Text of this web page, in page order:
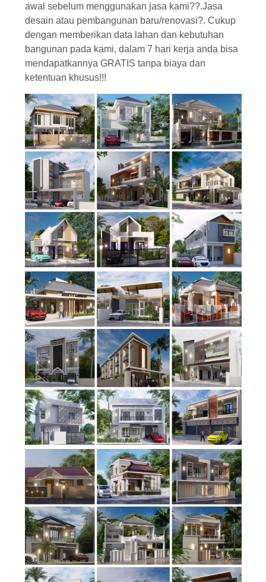
awal sebelum menggunakan jasa kami??.Jasa
desain atau pembangunan baru/renovasi?. Cukup
dengan memberikan data lahan dan kebutuhan
bangunan pada kami, dalam 7 hari kerja anda bisa
mendapatkannya GRATIS tanpa biaya dan
ketentuan khusus!!!